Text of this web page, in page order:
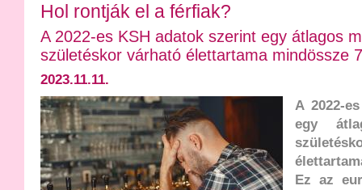
Hol rontják el a férfiak?
A 2022-es KSH adatok szerint egy átlagos
születéskor várható élettartama mindössze
2023.11.11.
A 2022-
egy
Ez az